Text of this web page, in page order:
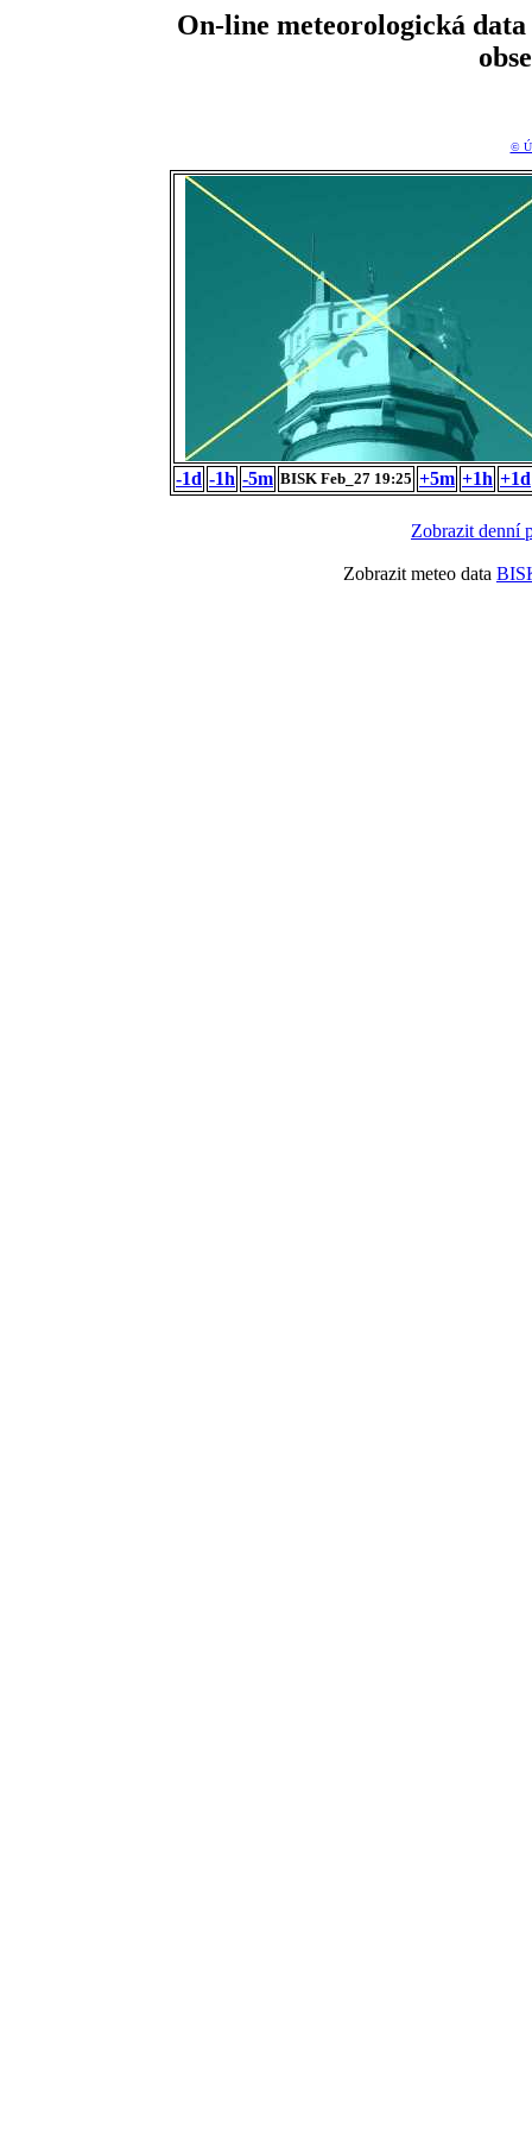
On-line meteorologická
©
-1d -1h -5m BISK Feb_27 19:25 +5m +1h +1d
Zobrazit denní
Zobrazit meteo data